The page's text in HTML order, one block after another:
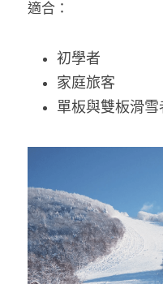
適合：
初學者
家庭旅客
單板與雙板滑雪